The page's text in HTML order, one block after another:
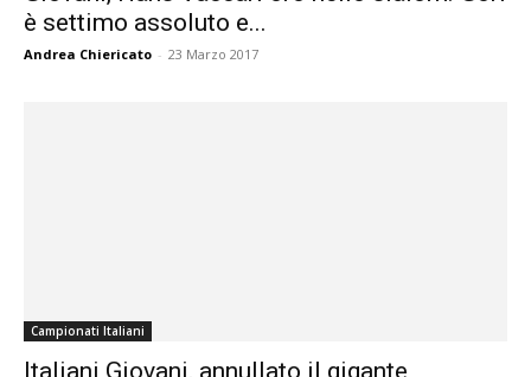
è settimo assoluto e...
Andrea Chiericato - 23 Marzo 2017
Campionati Italiani
Italiani Giovani, annullato il gigante